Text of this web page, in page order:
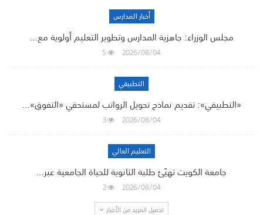
أخبار المدارس
مجلس الوزراء: جاهزية المدارس وتطوير التعليم أولوية مع…
2026/08/04
5
التطبيقي
«التطبيقي»: تقديم نماذج تحويل الرواتب لمستحقي «التفوق»…
2026/08/04
3
التعليم العالي
جامعة الكويت تهيّئ طلبة الثانوية للحياة الجامعية عبر…
2026/08/04
2
تحميل المزيد من الأخبار